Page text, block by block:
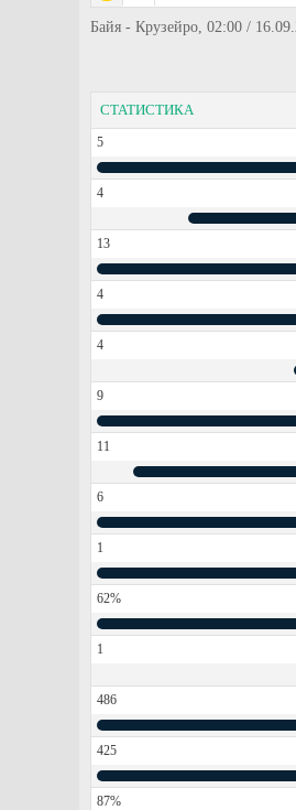
Байя - Крузейро, 02:00 /
СТАТИСТИКА
5
4
13
4
4
9
11
6
1
62%
1
486
425
87%